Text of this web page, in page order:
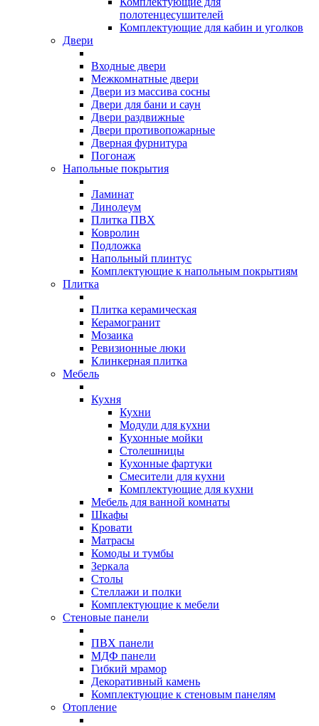
полотенцесушителей
Комплектующие для кабин и уголков
Двери
Входные двери
Межкомнатные двери
Двери из массива сосны
Двери для бани и саун
Двери раздвижные
Двери противопожарные
Дверная фурнитура
Погонаж
Напольные покрытия
Ламинат
Линолеум
Плитка ПВХ
Ковролин
Подложка
Напольный плинтус
Комплектующие к напольным покрытиям
Плитка
Плитка керамическая
Керамогранит
Мозаика
Ревизионные люки
Клинкерная плитка
Мебель
Кухня
Кухни
Модули для кухни
Кухонные мойки
Столешницы
Кухонные фартуки
Смесители для кухни
Комплектующие для кухни
Мебель для ванной комнаты
Шкафы
Кровати
Матрасы
Комоды и тумбы
Зеркала
Столы
Стеллажи и полки
Комплектующие к мебели
Стеновые панели
ПВХ панели
МДФ панели
Гибкий мрамор
Декоративный камень
Комплектующие к стеновым панелям
Отопление